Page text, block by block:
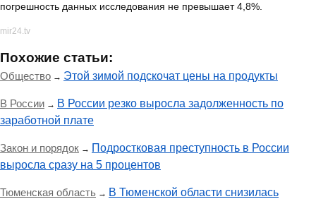
погрешность данных исследования не превышает 4,8%.
mir24.tv
Похожие статьи:
Общество → Этой зимой подскочат цены на продукты
В России → В России резко выросла задолженность по
заработной плате
Закон и порядок → Подростковая преступность в России
выросла сразу на 5 процентов
Тюменская область → В Тюменской области снизилась